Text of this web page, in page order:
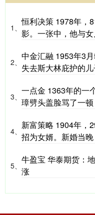
1、
恒利决策 1978年，
影。一张中，他与
2、
中金汇融 1953年3
失去斯大林庇护的
3、
一点金 1363年的一
璋劈头盖脸骂了一
4、
新富策略 1904年，
招为女婿。新婚当
5、
牛盈宝 华泰期货：
涨